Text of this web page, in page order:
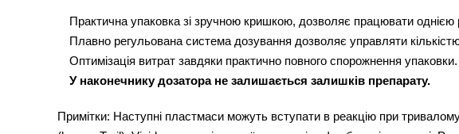
Практична упаковка зі зручною кришкою, дозволяє працювати однією
Плавно регульована система дозування дозволяє управляти
Оптимізація витрат завдяки практично повного спорожнення упаковки.
У наконечнику дозатора не залишається залишків препарату.
Примітки: Наступні пластмаси можуть вступати в реакцію при